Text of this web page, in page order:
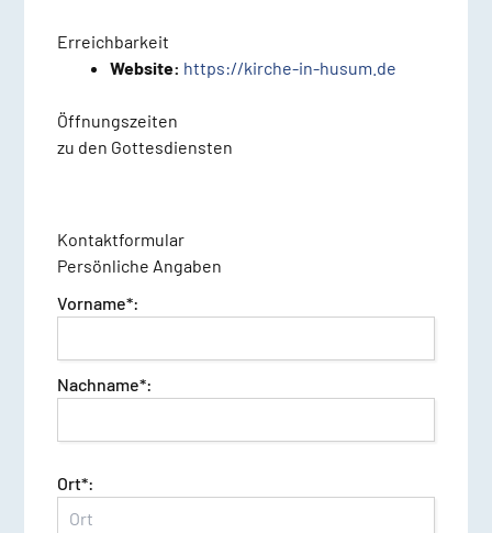
Erreichbarkeit
Website: https://kirche-in-husum.de
Öffnungszeiten
zu den Gottesdiensten
Kontaktformular
Persönliche Angaben
Vorname*:
Nachname*:
Ort*: